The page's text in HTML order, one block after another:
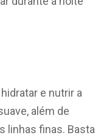
e nutrir a
além de
linhas finas. Basta